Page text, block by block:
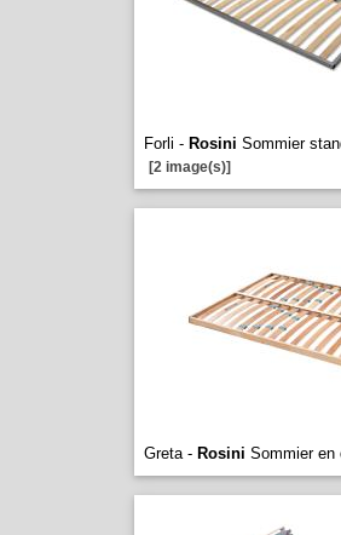
Forli - Rosini Sommier
[2 image(s)]
Greta - Rosini Sommier en